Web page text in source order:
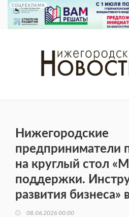
СОЦРЕКЛАМА
Нижегородские
предприниматели
на круглый стол
поддержки.
развития бизнеса»
08.06.2026 00:00